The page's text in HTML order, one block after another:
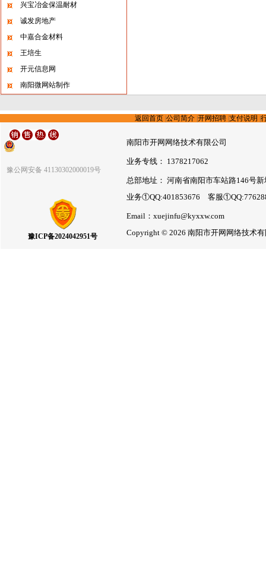
兴宝冶金保温耐材
诚发房地产
中嘉合金材料
王培生
开元信息网
南阳微网站制作
返回首页 |公司简介 |开网招聘 |支付说明 |
豫公网安备 41130302000019号
豫ICP备2024042951号
南阳市开网网络技术有限公司
业务专线： 1378217062
总部地址： 河南省南阳市车站路146号
业务①QQ:401853676 客服
Email：xuejinfu@kyxxw.com
Copyright © 2026 南阳市开网网络技术